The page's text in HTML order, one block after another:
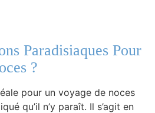
Paradisiaques Pour
?
pour un voyage de noces
qu’il n’y paraît. Il s’agit en